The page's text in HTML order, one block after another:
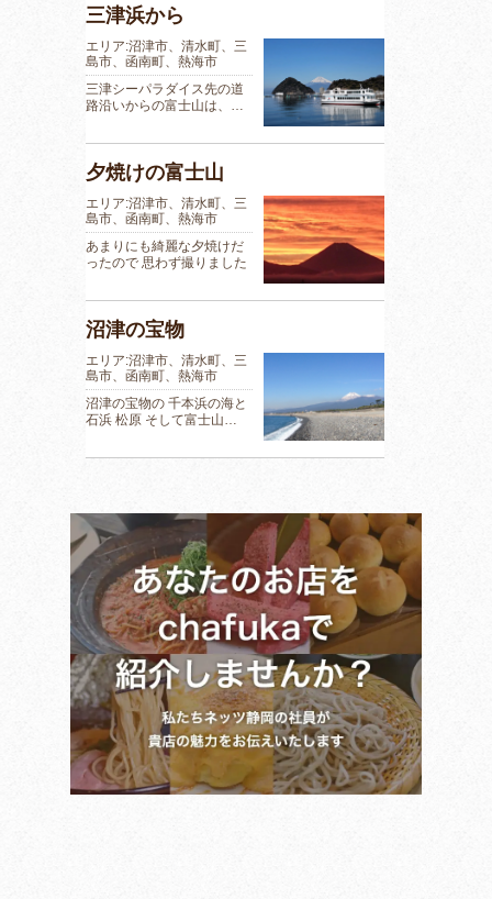
三津浜から
エリア:沼津市、清水町、三
島市、函南町、熱海市
三津シーパラダイス先の道
路沿いからの富士山は、…
夕焼けの富士山
エリア:沼津市、清水町、三
島市、函南町、熱海市
あまりにも綺麗な夕焼けだ
ったので 思わず撮りました
沼津の宝物
エリア:沼津市、清水町、三
島市、函南町、熱海市
沼津の宝物の 千本浜の海と
石浜 松原 そして富士山…